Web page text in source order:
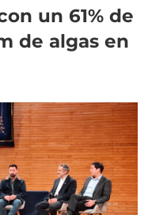
un 61% de
de algas en